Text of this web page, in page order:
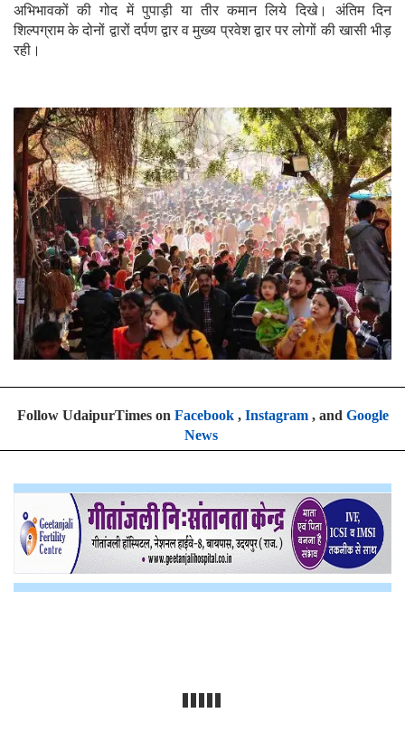
अभिभावकों की गोद में पुपाड़ी या तीर कमान लिये दिखे। अंतिम दिन
शिल्पग्राम के दोनों द्वारों दर्पण द्वार व मुख्य प्रवेश द्वार पर लोगों की खासी भीड़
रही।
Follow UdaipurTimes on Facebook, Instagram, and Google
News